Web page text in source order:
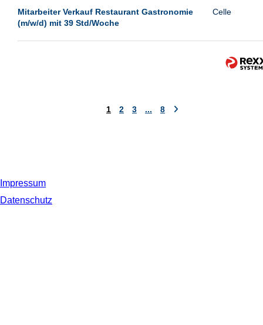
Mitarbeiter Verkauf Restaurant Gastronomie
(m/w/d) mit 39 Std/Woche
Celle
1 2 3 ... 8
Impressum
Datenschutz